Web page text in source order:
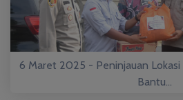
6 Maret 2025 - Peninjauan
Bantu...